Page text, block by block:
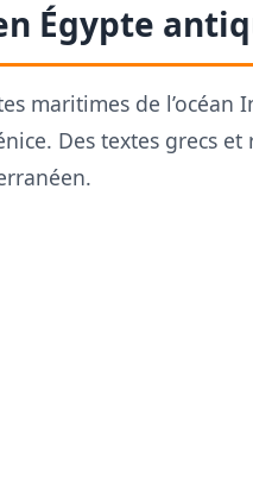
Égypte
maritimes de l’océan
Des textes grecs